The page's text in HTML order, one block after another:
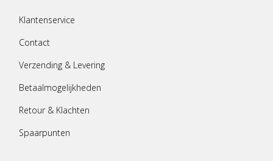
Klantenservice
Contact
Verzending & Levering
Betaalmogelijkheden
Retour & Klachten
Spaarpunten